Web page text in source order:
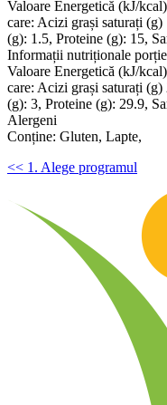
Valoare Energetică (kJ/
care: Acizi grași saturați
(g): 1.5, Proteine (g): 15,
Informații nutriționale
Valoare Energetică (kJ/
care: Acizi grași saturați
(g): 3, Proteine (g): 29.9,
Alergeni
Conține: Gluten, Lapte,
<< 1. Alege programul